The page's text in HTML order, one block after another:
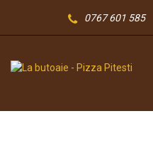
0767 601 585